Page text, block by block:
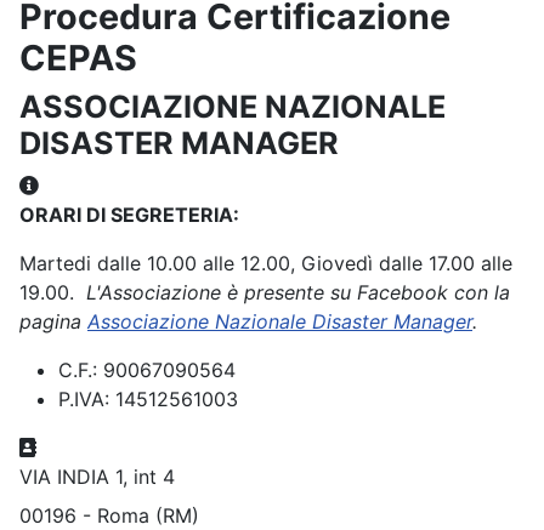
Procedura Certificazione
CEPAS
ASSOCIAZIONE NAZIONALE
DISASTER MANAGER
Altre informazioni
ORARI DI SEGRETERIA:
Martedi dalle 10.00 alle 12.00, Giovedì dalle 17.00 alle
19.00. L'Associazione è presente su Facebook con la
pagina Associazione Nazionale Disaster Manager.
C.F.: 90067090564
P.IVA: 14512561003
Indirizzo
VIA INDIA 1, int 4
00196 - Roma (RM)